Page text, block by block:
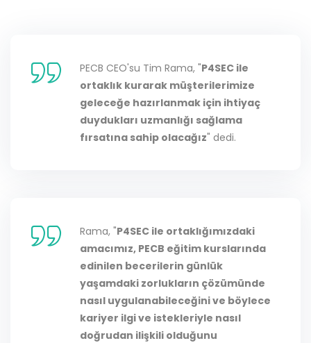
PECB CEO'su Tim Rama, "P4SEC ile
ortaklık kurarak müşterilerimize
geleceğe hazırlanmak için ihtiyaç
duydukları uzmanlığı sağlama
fırsatına sahip olacağız" dedi.
Rama, "P4SEC ile ortaklığımızdaki
amacımız, PECB eğitim kurslarında
edinilen becerilerin günlük
yaşamdaki zorlukların çözümünde
nasıl uygulanabileceğini ve böylece
kariyer ilgi ve istekleriyle nasıl
doğrudan ilişkili olduğunu